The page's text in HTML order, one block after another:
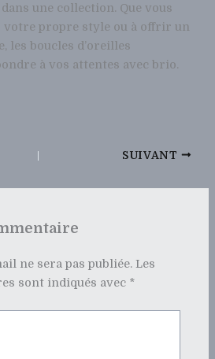
une collection. Que vous
votre propre style ou à offrir un
les boucles d’oreilles
à vos attentes avec brio.
SUIVANT
ne sera pas publiée. Les
sont indiqués avec *